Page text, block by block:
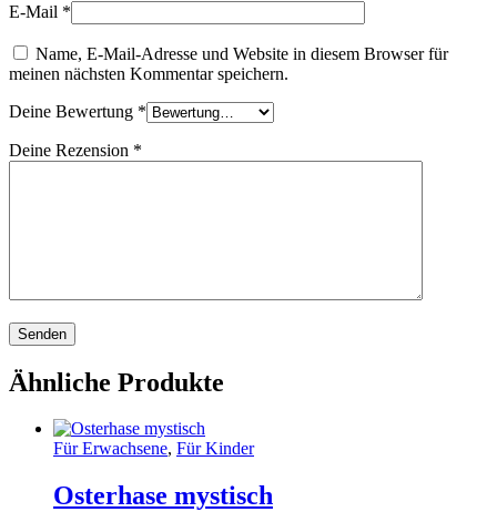
E-Mail *
Name, E-Mail-Adresse und Website in diesem Browser für
meinen nächsten Kommentar speichern.
Deine Bewertung *
Deine Rezension *
Ähnliche Produkte
Für Erwachsene, Für Kinder
Osterhase mystisch